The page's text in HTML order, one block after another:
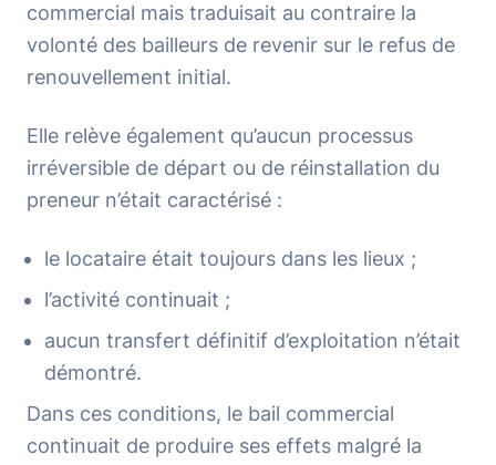
commercial mais traduisait au contraire la
volonté des bailleurs de revenir sur le refus de
renouvellement initial.
Elle relève également qu’aucun processus
irréversible de départ ou de réinstallation du
preneur n’était caractérisé :
le locataire était toujours dans les lieux ;
l’activité continuait ;
aucun transfert définitif d’exploitation n’était
démontré.
Dans ces conditions, le bail commercial
continuait de produire ses effets malgré la